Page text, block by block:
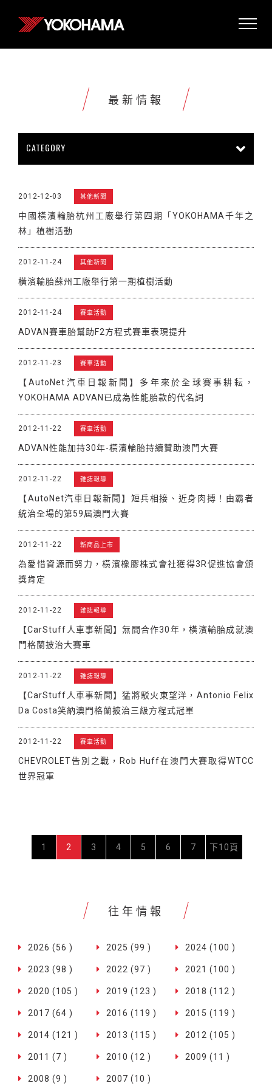
最新情報
CATEGORY
販促活動
賽車活動
2012-12-03 其他新聞
中國橫濱輪胎杭州工廠舉行第四期「YOKOHAMA千年之
林」植樹活動
2012-11-24 其他新聞
橫濱輪胎蘇州工廠舉行第一期植樹活動
2012-11-24 賽車活動
ADVAN賽車胎幫助F2方程式賽車表現提升
2012-11-23 賽車活動
【AutoNet汽車日報新聞】多年來於全球賽事耕耘，
YOKOHAMA ADVAN已成為性能胎款的代名詞
2012-11-22 賽車活動
ADVAN性能加持30年-橫濱輪胎持續贊助澳門大賽
2012-11-22 雜誌報導
【AutoNet汽車日報新聞】短兵相接、近身肉搏！由霸者
統治全場的第59屆澳門大賽
2012-11-22 新商品上市
為愛惜資源而努力，橫濱橡膠株式會社獲得3R促進協會頒
獎肯定
2012-11-22 雜誌報導
【CarStuff人車事新聞】無間合作30年，橫濱輪胎成就澳
門格蘭披治大賽車
2012-11-22 雜誌報導
【CarStuff人車事新聞】猛將駁火東望洋，Antonio Felix
Da Costa笑納澳門格蘭披治三級方程式冠軍
2012-11-22 賽車活動
CHEVROLET告別之戰，Rob Huff在澳門大賽取得WTCC
世界冠軍
1 2 3 4 5 6 7 下10頁
往年情報
2026 (56 ) 2025 (99 ) 2024 (100 )
2023 (98 ) 2022 (97 ) 2021 (100 )
2020 (105 ) 2019 (123 ) 2018 (112 )
2017 (64 ) 2016 (119 ) 2015 (119 )
2014 (121 ) 2013 (115 ) 2012 (105 )
2011 (7 ) 2010 (12 ) 2009 (11 )
2008 (9 ) 2007 (10 )